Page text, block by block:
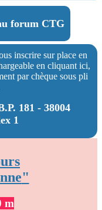
forum CTG
inscrire sur place en
en cliquant ici,
par chèque sous pli
181 - 38004
1
"
m